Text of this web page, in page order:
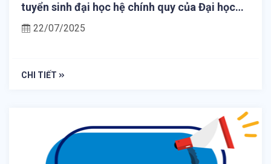
tuyển sinh đại học hệ chính quy của Đại học
Huế năm 2025
22/07/2025
CHI TIẾT